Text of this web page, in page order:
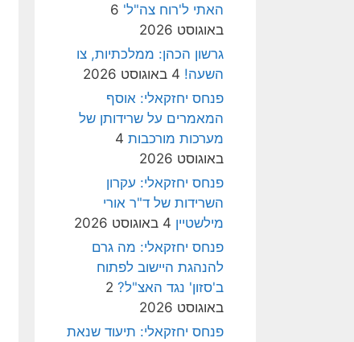
האתי ל'רוח צה"ל' 6
באוגוסט 2026
גרשון הכהן: ממלכתיות, צו
השעה! 4 באוגוסט 2026
פנחס יחזקאלי: אוסף
המאמרים על שרידותן של
מערכות מורכבות 4
באוגוסט 2026
פנחס יחזקאלי: עקרון
השרידות של ד"ר אורי
מילשטיין 4 באוגוסט 2026
פנחס יחזקאלי: מה גרם
להנהגת היישוב לפתוח
ב'סזון' נגד האצ"ל? 2
באוגוסט 2026
פנחס יחזקאלי: תיעוד שנאת